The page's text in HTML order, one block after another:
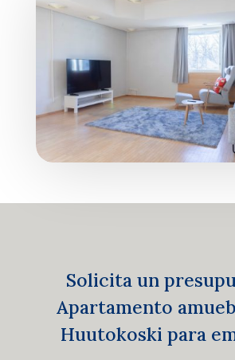
Solicita un
Apartamento
Huutokoski para